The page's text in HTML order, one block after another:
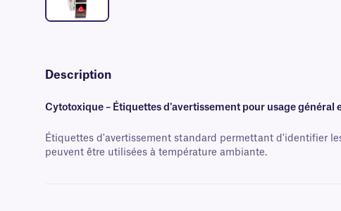
Description
Cytotoxique – Étiquettes d'avertissement pour usage général
Étiquettes d'avertissement standard permettant d'identifier
peuvent être utilisées à température ambiante.